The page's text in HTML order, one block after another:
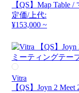
【QS】Map Table
定価/上代:
¥153,000 ~
Vitra
【QS】Joyn 2